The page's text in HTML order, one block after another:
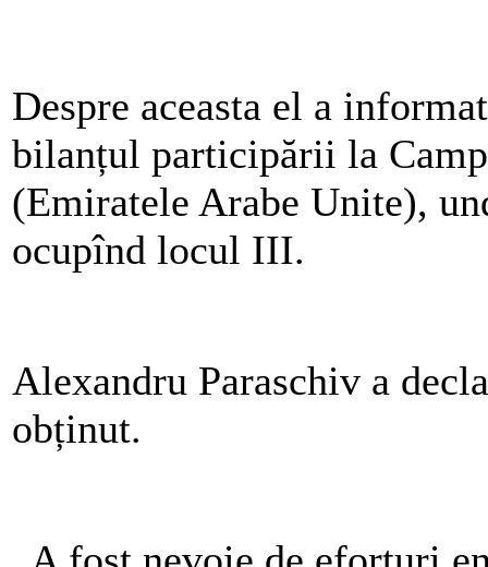
Despre aceasta el a
bilanțul participării la
(Emiratele Arabe Unite),
ocupînd locul III.
Alexandru Paraschiv a
obținut.